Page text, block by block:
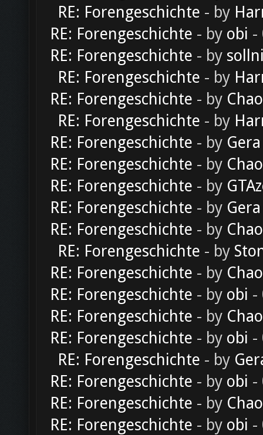
RE: Forengeschichte - by
RE: Forengeschichte - by obi -
RE: Forengeschichte - by
RE: Forengeschichte - by
RE: Forengeschichte - by
RE: Forengeschichte - by
RE: Forengeschichte - by Gera
RE: Forengeschichte - by
RE: Forengeschichte - by
RE: Forengeschichte - by Gera
RE: Forengeschichte - by
RE: Forengeschichte - by
RE: Forengeschichte - by
RE: Forengeschichte - by obi -
RE: Forengeschichte - by
RE: Forengeschichte - by obi -
RE: Forengeschichte - by
RE: Forengeschichte - by obi -
RE: Forengeschichte - by
RE: Forengeschichte - by obi -